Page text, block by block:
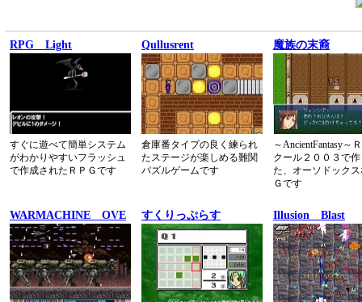
RPG Light
すぐに遊べて簡単システム
がわかりやすいフラッシュ
で作成されたＲＰＧです
Qullusrent
倉庫番タイプの良く練られ
たステージが楽しめる難関
パズルゲームです
魔族の末裔
～AncientFantasy～
クール２００３で
た、オーソドック
Ｇです
WARMACHINE OVE すくりっぷらす Illusion Blast